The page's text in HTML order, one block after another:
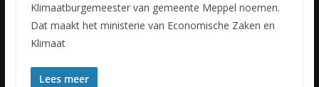
Klimaatburgemeester van gemeente Meppel noemen.
Dat maakt het ministerie van Economische Zaken en
Klimaat
Lees meer